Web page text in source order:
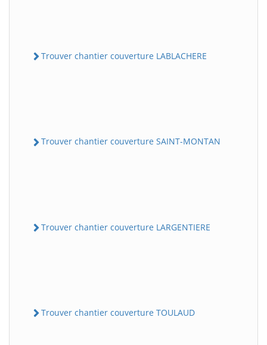
Trouver chantier couverture LABLACHERE
Trouver chantier couverture SAINT-MONTAN
Trouver chantier couverture LARGENTIERE
Trouver chantier couverture TOULAUD